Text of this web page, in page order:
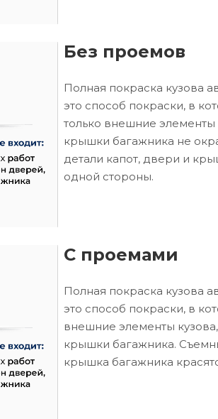
Без проемов
Полная покраска кузова
это способ покраски, в
только внешние
крышки багажника не
детали капот, двери и
одной стороны.
С проемами
Полная покраска кузова
это способ покраски, в
внешние элементы
крышки багажника.
крышка багажника